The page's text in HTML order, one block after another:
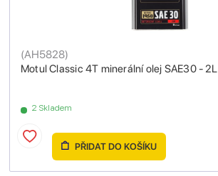
Motul Classic 4T minerální olej SAE30 - 2L
(AH5828)
2 Skladem
PŘIDAT DO KOŠÍKU